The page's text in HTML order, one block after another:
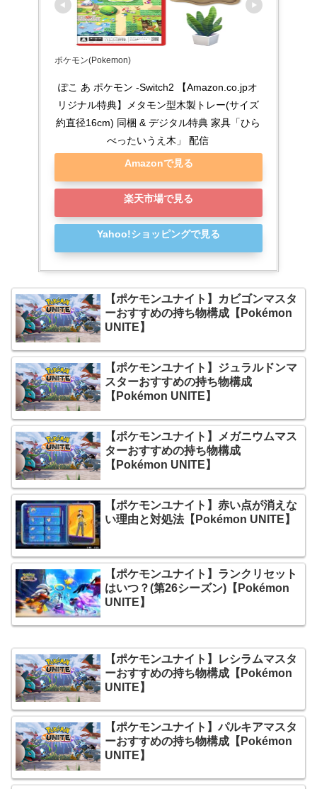
ポケモン(Pokemon)
ぽこ あ ポケモン -Switch2 【Amazon.co.jpオ
リジナル特典】メタモン型木製トレー(サイズ
約直径16cm) 同梱 & デジタル特典 家具「ひら
べったいうえ木」 配信
Amazonで見る
楽天市場で見る
Yahoo!ショッピングで見る
【ポケモンユナイト】カビゴンマスタ
ーおすすめの持ち物構成【Pokémon
UNITE】
【ポケモンユナイト】ジュラルドンマ
スターおすすめの持ち物構成
【Pokémon UNITE】
【ポケモンユナイト】メガニウムマス
ターおすすめの持ち物構成
【Pokémon UNITE】
【ポケモンユナイト】赤い点が消えな
い理由と対処法【Pokémon UNITE】
【ポケモンユナイト】ランクリセット
はいつ？(第26シーズン)【Pokémon
UNITE】
【ポケモンユナイト】レシラムマスタ
ーおすすめの持ち物構成【Pokémon
UNITE】
【ポケモンユナイト】パルキアマスタ
ーおすすめの持ち物構成【Pokémon
UNITE】